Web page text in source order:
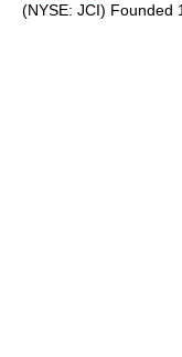
(NYSE: JCI)